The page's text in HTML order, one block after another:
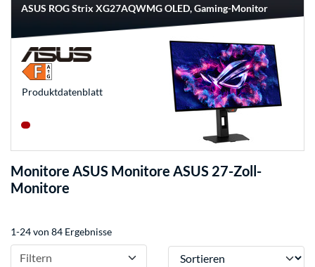
ASUS ROG Strix XG27AQWMG OLED, Gaming-Monitor
Produkt­datenblatt
Monitore ASUS Monitore ASUS 27-Zoll-
Monitore
1-24 von 84 Ergebnisse
Filtern Sortieren